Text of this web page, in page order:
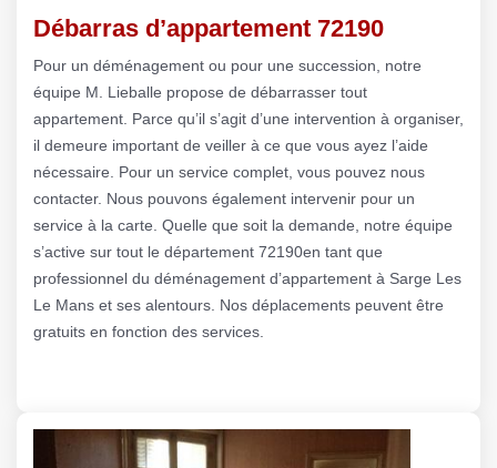
Débarras d’appartement 72190
Pour un déménagement ou pour une succession, notre
équipe M. Lieballe propose de débarrasser tout
appartement. Parce qu’il s’agit d’une intervention à organiser,
il demeure important de veiller à ce que vous ayez l’aide
nécessaire. Pour un service complet, vous pouvez nous
contacter. Nous pouvons également intervenir pour un
service à la carte. Quelle que soit la demande, notre équipe
s’active sur tout le département 72190en tant que
professionnel du déménagement d’appartement à Sarge Les
Le Mans et ses alentours. Nos déplacements peuvent être
gratuits en fonction des services.